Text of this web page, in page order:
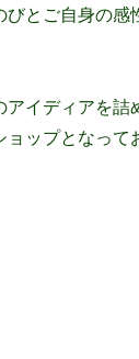
とご自身の感
イディアを詰
ップとなって